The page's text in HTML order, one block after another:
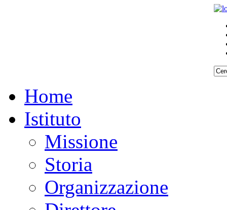
Home
Istituto
Missione
Storia
Organizzazione